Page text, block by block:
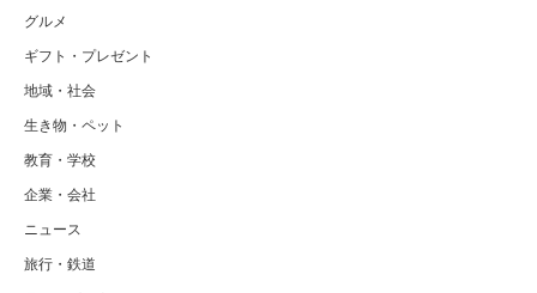
グルメ
ギフト・プレゼント
地域・社会
生き物・ペット
教育・学校
企業・会社
ニュース
旅行・鉄道